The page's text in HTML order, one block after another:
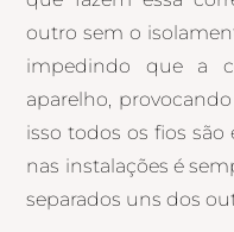
outro sem o
impedindo que a
aparelho,
isso todos os fios
nas instalações é
separados uns dos